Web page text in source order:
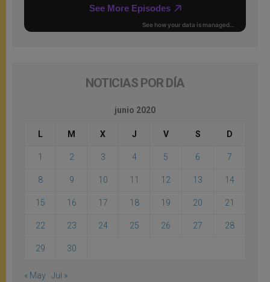
NOTICIAS POR DÍA
junio 2020
L M X J V S D
1 2 3 4 5 6 7
8 9 10 11 12 13 14
15 16 17 18 19 20 21
22 23 24 25 26 27 28
29 30
« May Jul »